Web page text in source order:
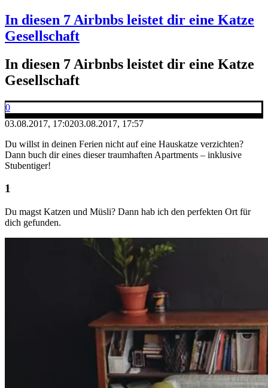
In diesen 7 Airbnbs leistet dir eine Katze
Gesellschaft
In diesen 7 Airbnbs leistet dir eine Katze
Gesellschaft
0
03.08.2017, 17:0203.08.2017, 17:57
Du willst in deinen Ferien nicht auf eine Hauskatze verzichten?
Dann buch dir eines dieser traumhaften Apartments – inklusive
Stubentiger!
Du magst Katzen und Müsli? Dann hab ich den perfekten Ort für
dich gefunden.